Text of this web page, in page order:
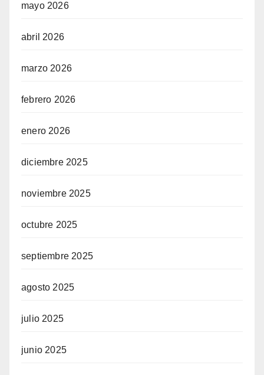
mayo 2026
abril 2026
marzo 2026
febrero 2026
enero 2026
diciembre 2025
noviembre 2025
octubre 2025
septiembre 2025
agosto 2025
julio 2025
junio 2025